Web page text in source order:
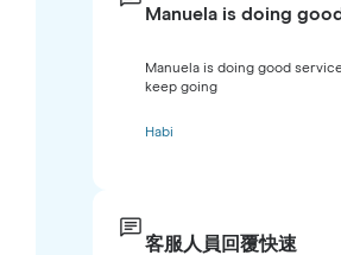
Manuela is doing
Manuela is doing good
keep going
Habi
客服人員回覆快速